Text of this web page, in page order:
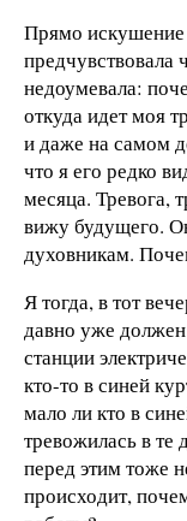
Прямо
предчувствовала
недоумевала:
откуда идет моя
и даже на самом
что я его редко
месяца. Тревога,
вижу будущего.
духовникам.
Я тогда, в тот
давно уже
станции
кто-то в синей
мало ли кто в
тревожилась в
перед этим тоже
происходит,